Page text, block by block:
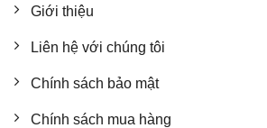
Giới thiệu
Liên hệ với chúng tôi
Chính sách bảo mật
Chính sách mua hàng